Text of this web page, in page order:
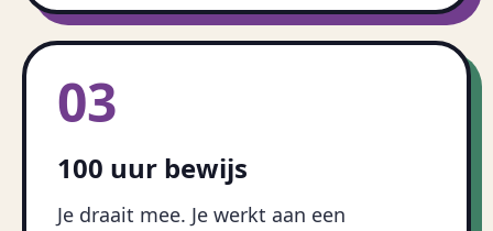
03
100 uur bewijs
Je draait mee. Je werkt aan een